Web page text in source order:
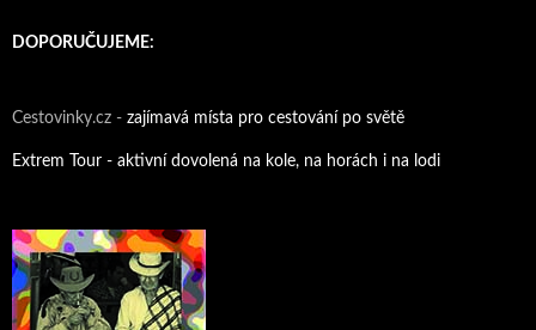
DOPORUČUJEME:
Cestovinky.cz - zajímavá místa pro cestování po světě
Extrem Tour - aktivní dovolená na kole, na horách i na lodi